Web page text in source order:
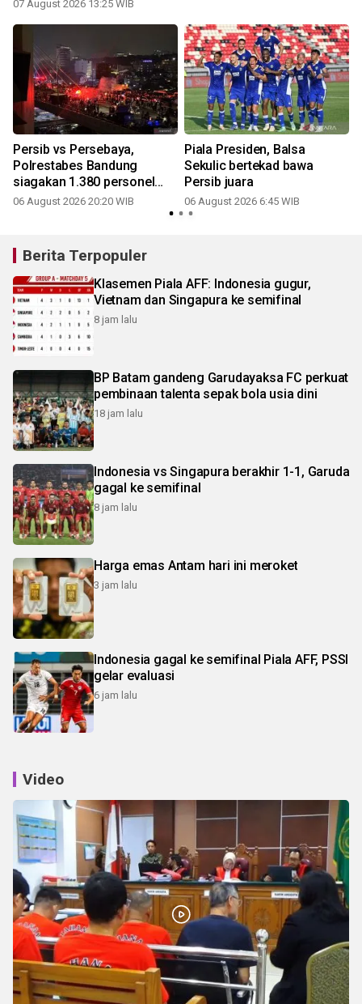
07 August 2026 13:25 WIB
Persib vs Persebaya,
Polrestabes Bandung
siagakan 1.380 personel
antisipasi konvoi Bobotoh
06 August 2026 20:20 WIB
Piala Presiden, Balsa
Sekulic bertekad bawa
Persib juara
06 August 2026 6:45 WIB
Berita Terpopuler
Klasemen Piala AFF: Indonesia gugur,
Vietnam dan Singapura ke semifinal
8 jam lalu
BP Batam gandeng Garudayaksa FC perkuat
pembinaan talenta sepak bola usia dini
18 jam lalu
Indonesia vs Singapura berakhir 1-1, Garuda
gagal ke semifinal
8 jam lalu
Harga emas Antam hari ini meroket
3 jam lalu
Indonesia gagal ke semifinal Piala AFF, PSSI
gelar evaluasi
6 jam lalu
Video